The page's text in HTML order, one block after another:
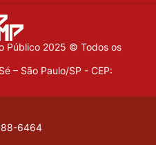
Público 2025 © Todos os
– São Paulo/SP - CEP:
6464